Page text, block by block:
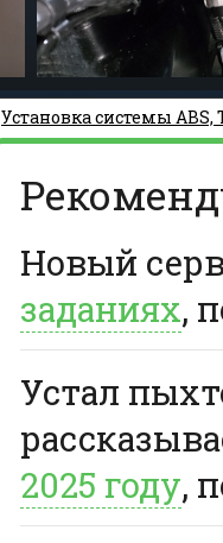
Установка системы
Новый
заданиях,
Устал
2025 году,